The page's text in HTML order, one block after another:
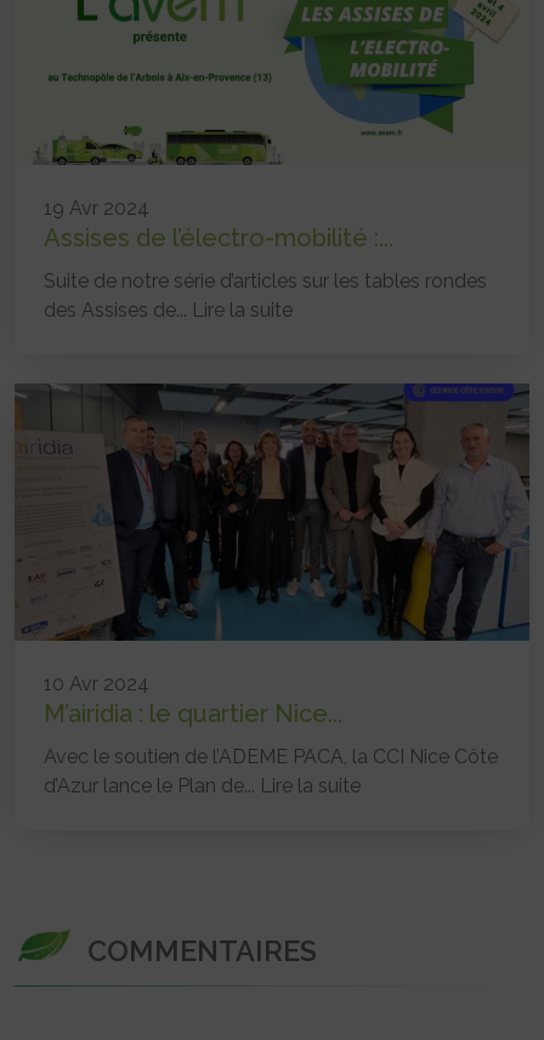
19 Avr 2024
Assises de l’électro-mobilité :...
Suite de notre série d’articles sur les tables rondes
des Assises de... Lire la suite
10 Avr 2024
M’airidia : le quartier Nice...
Avec le soutien de l’ADEME PACA, la CCI Nice Côte
d’Azur lance le Plan de... Lire la suite
COMMENTAIRES